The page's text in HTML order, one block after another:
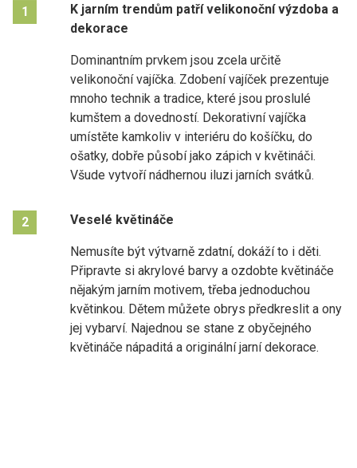
1
K jarním trendům patří velikonoční výzdoba a
dekorace
Dominantním prvkem jsou zcela určitě
velikonoční vajíčka. Zdobení vajíček prezentuje
mnoho technik a tradice, které jsou proslulé
kumštem a dovedností. Dekorativní vajíčka
umístěte kamkoliv v interiéru do košíčku, do
ošatky, dobře působí jako zápich v květináči.
Všude vytvoří nádhernou iluzi jarních svátků.
2 Veselé květináče
Nemusíte být výtvarně zdatní, dokáží to i děti.
Připravte si akrylové barvy a ozdobte květináče
nějakým jarním motivem, třeba jednoduchou
květinkou. Dětem můžete obrys předkreslit a ony
jej vybarví. Najednou se stane z obyčejného
květináče nápaditá a originální jarní dekorace.